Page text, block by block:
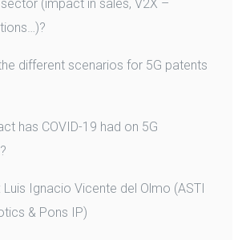
(impact in sales, V2X –
different scenarios for 5G patents
has COVID-19 had on 5G
: Luis Ignacio Vicente del Olmo (ASTI
& Pons IP)